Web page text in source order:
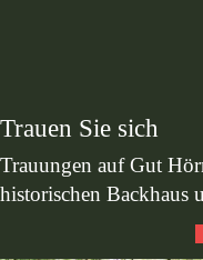
Trauen Sie sich
Trauungen auf Gut
historischen Backhaus